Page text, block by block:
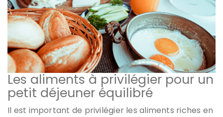
Les aliments à privilégier pour un
petit déjeuner équilibré
Il est important de privilégier les aliments riches en